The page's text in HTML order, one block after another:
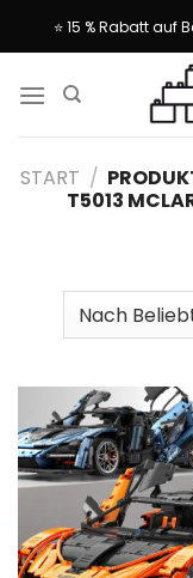
⭐ 15 % Rabatt auf
START /
T5013